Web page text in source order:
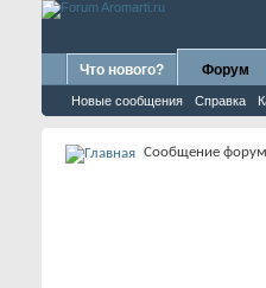
Что нового? Форум
Новые сообщения Справка
Сообщение